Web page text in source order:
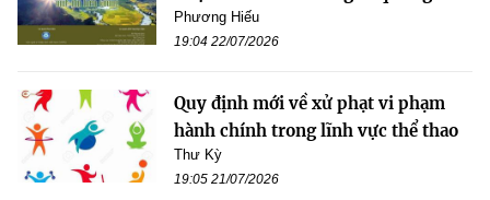
Phương Hiếu
19:04 22/07/2026
Quy định mới về xử phạt vi phạm
hành chính trong lĩnh vực thể thao
Thư Kỳ
19:05 21/07/2026